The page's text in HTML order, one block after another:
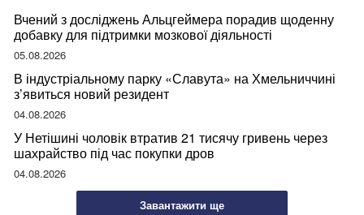
Вчений з досліджень Альцгеймера порадив щоденну
добавку для підтримки мозкової діяльності
05.08.2026
В індустріальному парку «Славута» на Хмельниччині
з’явиться новий резидент
04.08.2026
У Нетішині чоловік втратив 21 тисячу гривень через
шахрайство під час покупки дров
04.08.2026
Завантажити ще